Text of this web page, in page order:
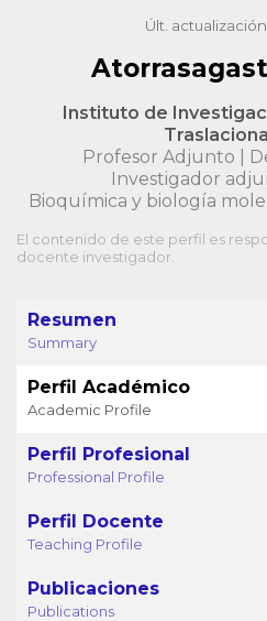
Últ.
Instituto de
Profesor Adjunto |
Investigador
Bioquímica y biología
El contenido de este perfil es
docente investigador.
Resumen
Summary
Perfil Académico
Academic Profile
Perfil Profesional
Professional Profile
Perfil Docente
Teaching Profile
Publicaciones
Publications